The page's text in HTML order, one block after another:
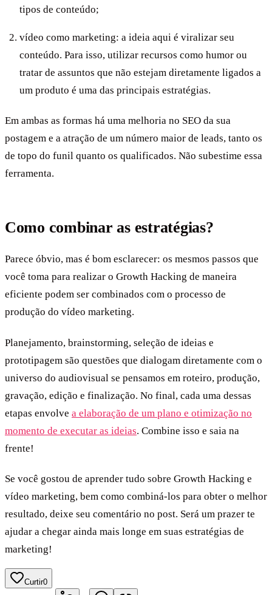
tipos de conteúdo;
vídeo como marketing: a ideia aqui é viralizar seu
conteúdo. Para isso, utilizar recursos como humor ou
tratar de assuntos que não estejam diretamente ligados a
um produto é uma das principais estratégias.
Em ambas as formas há uma melhoria no SEO da sua
postagem e a atração de um número maior de leads, tanto os
de topo do funil quanto os qualificados. Não subestime essa
ferramenta.
Como combinar as estratégias?
Parece óbvio, mas é bom esclarecer: os mesmos passos que
você toma para realizar o Growth Hacking de maneira
eficiente podem ser combinados com o processo de
produção do vídeo marketing.
Planejamento, brainstorming, seleção de ideias e
prototipagem são questões que dialogam diretamente com o
universo do audiovisual se pensamos em roteiro, produção,
gravação, edição e finalização. No final, cada uma dessas
etapas envolve a elaboração de um plano e otimização no
momento de executar as ideias. Combine isso e saia na
frente!
Se você gostou de aprender tudo sobre Growth Hacking e
vídeo marketing, bem como combiná-los para obter o melhor
resultado, deixe seu comentário no post. Será um prazer te
ajudar a chegar ainda mais longe em suas estratégias de
marketing!
Curtir0